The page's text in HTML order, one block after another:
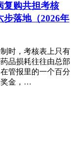
复购共担考核
落地（2026年
时，考核表上只有
品损耗往往由总部
管报里的一个百分
奖金，…